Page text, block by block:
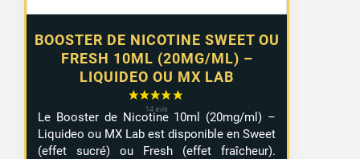
BOOSTER DE NICOTINE SWEET OU
FRESH 10ML (20MG/ML) –
LIQUIDEO OU MX LAB
Le Booster de Nicotine 10ml (20mg/ml) –
Liquideo ou MX Lab est disponible en Sweet
(effet sucré) ou Fresh (effet fraîcheur).